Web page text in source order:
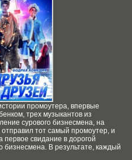
промоутера, впервые
трех музыкантов из
сурового бизнесмена, на
тот самый промоутер, и
первое свидание в дорогой
бизнесмена. В результате, каждый